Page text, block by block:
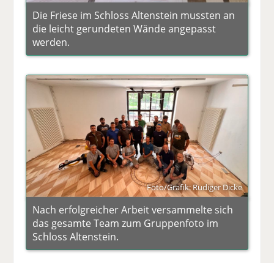
Die Friese im Schloss Altenstein mussten an
die leicht gerundeten Wände angepasst
werden.
Foto/Grafik: Rüdiger Dicke
Nach erfolgreicher Arbeit versammelte sich
das gesamte Team zum Gruppenfoto im
Schloss Altenstein.